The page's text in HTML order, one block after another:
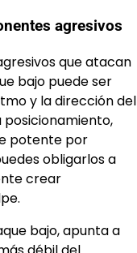
agresivos
que atacan
bajo puede ser
y la dirección del
posicionamiento,
potente por
obligarlos a
crear
bajo, apunta a